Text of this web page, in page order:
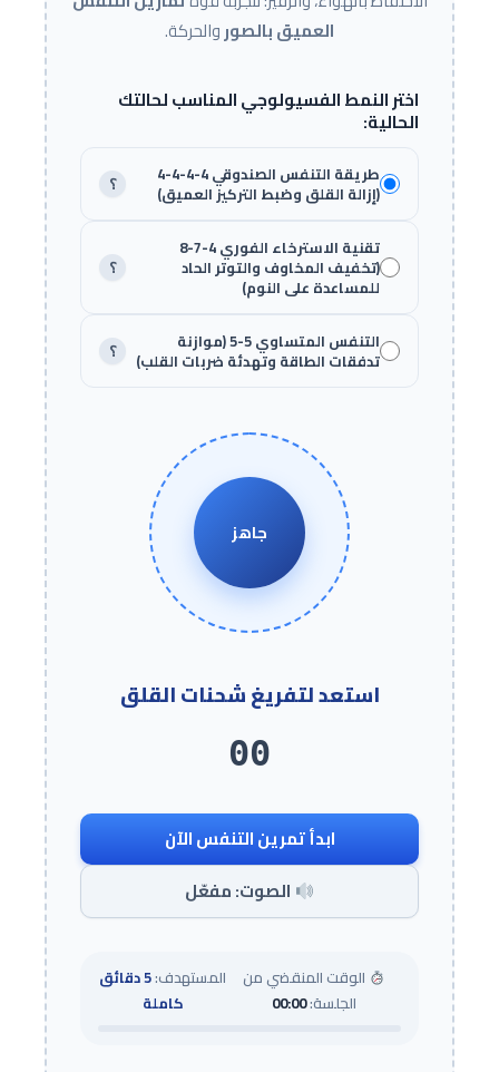
العميق بالصوروالحركة.
اختر النمط الفسيولوجي المناسب لحالتك
الحالية:
طريقة التنفس الصندوقي 4-4-4-4
(إزالة القلق وضبط التركيز العميق) ؟
تقنية الاسترخاء الفوري 4-7-8
(تخفيف المخاوف والتوتر الحاد
للمساعدة على النوم)
؟
التنفس المتساوي 5-5 (موازنة
تدفقات الطاقة وتهدئة ضربات القلب) ؟
جاهز
استعد لتفريغ شحنات القلق
00
ابدأ تمرين التنفس الآن
الصوت: مفعّل
الوقت المنقضي من
الجلسة:00:00
المستهدف: 5 دقائق
كاملة